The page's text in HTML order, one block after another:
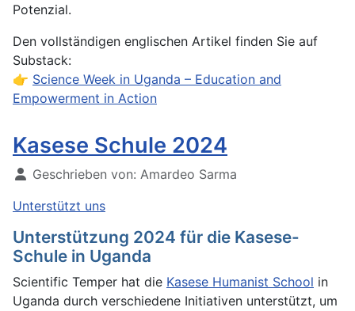
Potenzial.
Den vollständigen englischen Artikel finden Sie auf
Substack:
👉 Science Week in Uganda – Education and
Empowerment in Action
Kasese Schule 2024
Geschrieben von: Amardeo Sarma
Unterstützt uns
Unterstützung 2024 für die Kasese-
Schule in Uganda
Scientific Temper hat die Kasese Humanist School in
Uganda durch verschiedene Initiativen unterstützt, um